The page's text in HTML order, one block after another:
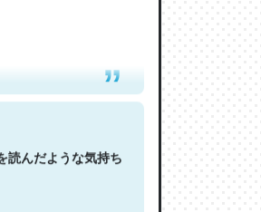
んだような気持ち